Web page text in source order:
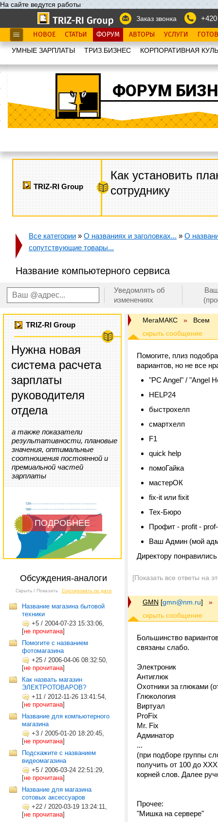
На сайте ведутся работы
Заказ звонка
НОВОЕ СТАТЬИ ФОРУМ АВТОРЫ УСЛУГИ
УМНЫЕ ЗАРПЛАТЫ ТРИЗ.БИЗНЕС КОРПОРАТИВНАЯ
ФОРУМ
TRIZ-RI Group
Как установить
сотруднику
Все категории » О названиях и заголовках... » О
сопутствующие товары...
Название компьютерного сервиса
Уведомлять об
изменениях
TRIZ-RI Group
Нужна новая
система расчета
зарплаты
руководителя
отдела
а также показатели
результативности, плановые
значения, оптимальные
соотношения постоянной и
премиальной частей
зарплаты
ПОДРОБНЕЕ
Обсуждения-аналоги
Скрыть / Показать Сортировать по дате
Название магазина бытовой
техники
+5 / 2004-07-23 15:33:06,
[не прочитана]
Помогите с названием
фотомагазина
+25 / 2006-04-06 08:32:50,
[не прочитана]
Как назвать магазин
ЭЛЕКТРОТОВАРОВ?
+11 / 2012-11-26 13:41:54,
[не прочитана]
Название для компьютерного
магазина
+3 / 2005-01-20 18:20:45,
[не прочитана]
Подскажите с названием
видеомагазина
+5 / 2006-03-24 22:51:29,
[не прочитана]
Название для магазина
сотовых аксессуаров
+22 / 2020-03-19 13:24:11,
[не прочитана]
МегаМАКС » Всем
Помогите, плиз
вариантов, но не все
"PC Angel" / "Angel
HELP24
быстрохелп
смартхелп
F1
quick help
помоГайка
мастерОК
fix-it или fixit
Тех-Бюро
Профит - profit -
Ваш Админ (мой
Директору
[Показать все ответы на
GMN [gmn@nm.ru] »
Большинство
связаны слабо.
Электроник
Антиглюк
Охотники за глюками
Глюкология
Виртуал
ProFix
Mr. Fix
Админатор
...
(при подборе группы
получить от 100 до
корней слов. Далее
Прочее:
"Мишка на сервере"